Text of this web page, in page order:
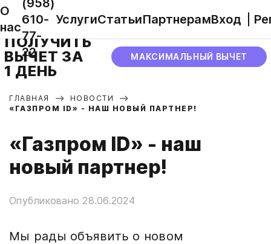
О
нас
610-
77-
22
УслугиСтатьиПартнерамВход
ПОЛУЧИТЬ
ВЫЧЕТ ЗА
1 ДЕНЬ
МАКСИМАЛЬНЫЙ ВЫЧЕТ
ГЛАВНАЯ
НОВОСТИ
«ГАЗПРОМ ID» - НАШ НОВЫЙ ПАРТНЕР!
«Газпром ID» - наш
новый партнер!
Опубликовано 28.06.2024
Мы рады объявить о новом